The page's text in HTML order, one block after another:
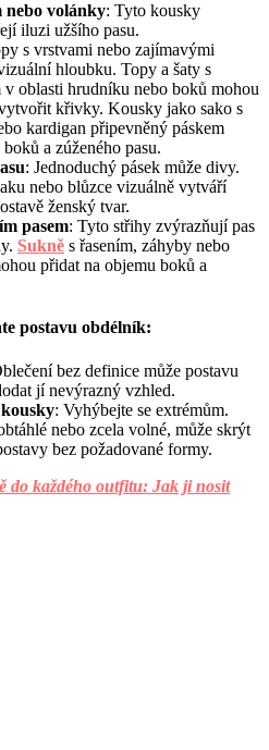
nebo volánky: Tyto kousky
iluzi užšího pasu.
s vrstvami nebo zajímavými
hloubku. Topy a šaty s
v oblasti hrudníku nebo boků mohou
křivky. Kousky jako sako s
kardigan připevněný páskem
a zúženého pasu.
: Jednoduchý pásek může divy.
nebo blůzce vizuálně vytváří
ženský tvar.
pasem: Tyto střihy zvýrazňují pas
Sukně s řasením, záhyby nebo
přidat na objemu boků a
postavu obdélník:
bez definice může postavu
jí nevýrazný vzhled.
: Vyhýbejte se extrémům.
nebo zcela volné, může skrýt
bez požadované formy.
do každého outfitu: Jak ji nosit